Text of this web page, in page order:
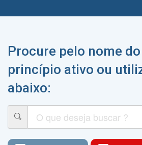
Procure pelo nome
princípio ativo ou
abaixo: